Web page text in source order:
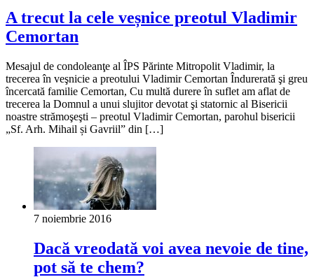
A trecut la cele veșnice preotul Vladimir
Cemortan
Mesajul de condoleanţe al ÎPS Părinte Mitropolit Vladimir, la
trecerea în veşnicie a preotului Vladimir Cemortan Îndurerată şi greu
încercată familie Cemortan, Cu multă durere în suflet am aflat de
trecerea la Domnul a unui slujitor devotat şi statornic al Bisericii
noastre strămoşeşti – preotul Vladimir Cemortan, parohul bisericii
„Sf. Arh. Mihail și Gavriil” din […]
7 noiembrie 2016
Dacă vreodată voi avea nevoie de tine,
pot să te chem?